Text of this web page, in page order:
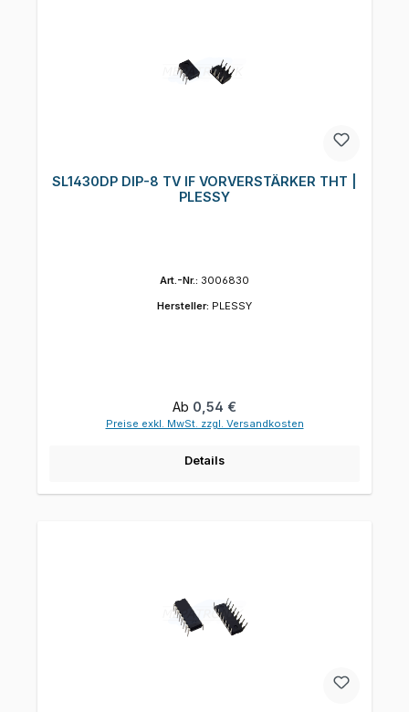
SL1430DP DIP-8 TV IF VORVERSTÄRKER THT |
PLESSY
Art.-Nr.: 3006830
Hersteller: PLESSY
Regulärer Preis:
Ab 0,54 €
Preise exkl. MwSt. zzgl. Versandkosten
Details